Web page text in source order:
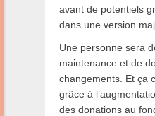
avant de potentiels
dans une version
Une personne sera
maintenance et de
changements. Et ça
grâce à
des donations au